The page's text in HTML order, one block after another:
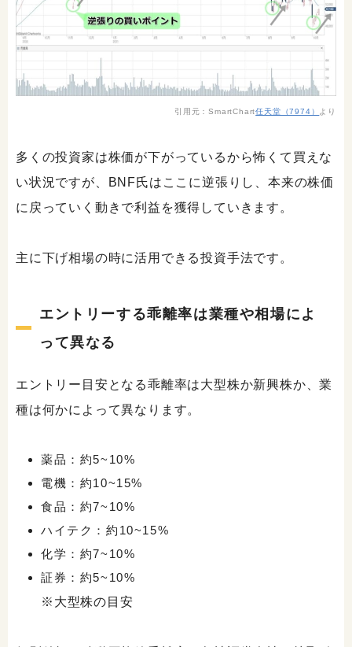
引用元：SmartChart任天堂（7974） より
多くの投資家は株価が下がっているから怖くて買えな
い状況ですが、BNF氏はここに逆張りし、本来の株価
に戻っていく動きで利益を獲得していきます。
主に下げ相場の時に活用できる投資手法です。
エントリーする乖離率は業種や相場によ
って異なる
エントリー目安となる乖離率は大型株か新興株か、業
種は何かによって異なります。
薬品：約5~10%
電機：約10~15%
食品：約7~10%
ハイテク：約10~15%
化学：約7~10%
証券：約5~10%
※大型株の目安